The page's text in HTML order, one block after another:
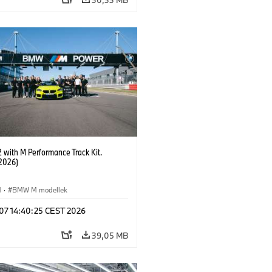
with M Performance Track Kit.
· BMW M modellek
14:40:25 CEST 2026
39,05 MB